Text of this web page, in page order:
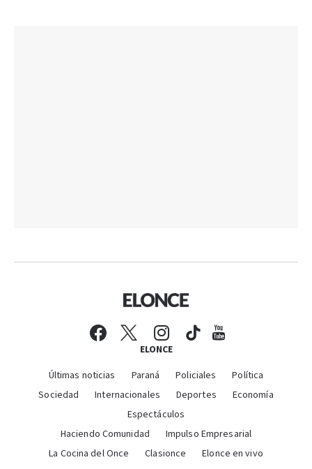
ELONCE
Últimas noticias Paraná Policiales
Política
Sociedad
Internacionales Deportes
Economía
Espectáculos
Haciendo Comunidad
Impulso Empresarial
La Cocina del Once
Clasionce
Elonce en vivo